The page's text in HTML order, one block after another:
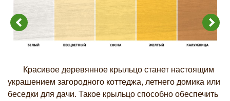
Красивое деревянное крыльцо станет настоящим
украшением загородного коттеджа, летнего домика или
беседки для дачи. Такое крыльцо способно обеспечить